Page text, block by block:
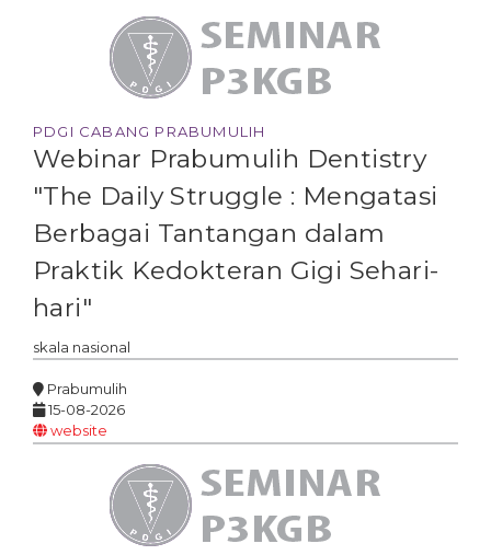
PDGI CABANG PRABUMULIH
Webinar Prabumulih Dentistry
"The Daily Struggle : Mengatasi
Berbagai Tantangan dalam
Praktik Kedokteran Gigi Sehari-
hari"
skala nasional
Prabumulih
15-08-2026
website